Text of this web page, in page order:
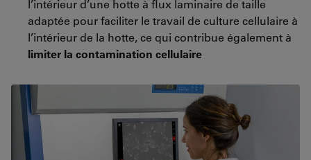
l’intérieur d’une hotte à flux laminaire de taille
adaptée pour faciliter le travail de culture cellulaire à
l’intérieur de la hotte, ce qui contribue également à
limiter la contamination cellulaire